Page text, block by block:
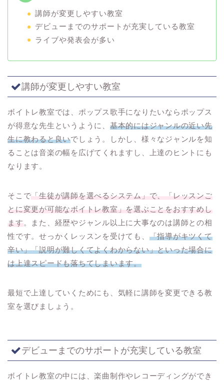
講師が変更しやすい教室
デビューまでのサポートが充実している教室
ライブや発表会が多い
講師が変更しやすい教室
ボイトレ教室では、ポップス歌手になりたいならポップス
が得意な先生というように、 基本的にはジャンルの近い先
生に教わると良いでしょう。しかし、様々なジャンルを知
ることは音楽の幅を広げてくれますし、上達のヒントにも
なります。
そこで 「生徒が講師を選べるシステム」で、「レッスンご
とに変更が可能なボイトレ教室」を選ぶことをおすすめし
ます 。また、経歴やジャンル以上に大事なのは講師との相
性です。せっかくレッスンを受けても、 「指導がキツくて
辛い」「説明が難しくてよくわからない」といった場合に
は上達スピードも落ちてしまいます。
最短で上達していくためにも、気軽に講師を変更できる教
室を選びましょう。
デビューまでのサポートが充実している教室
ボイトレ教室の中には、楽曲制作やレコーディングができ